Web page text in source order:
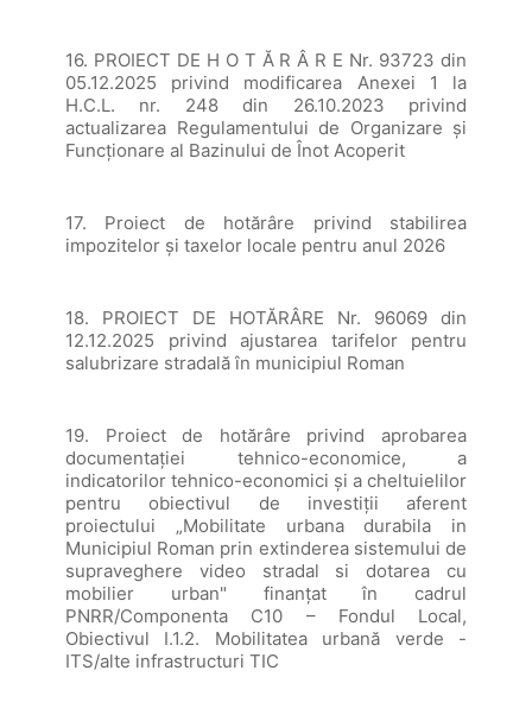
16. PROIECT DE H O T Ă R Â R E Nr. 93723 din
05.12.2025 privind modificarea Anexei 1 la
H.C.L. nr. 248 din 26.10.2023 privind
actualizarea Regulamentului de Organizare și
Funcționare al Bazinului de Înot Acoperit
17. Proiect de hotărâre privind stabilirea
impozitelor și taxelor locale pentru anul 2026
18. PROIECT DE HOTĂRÂRE Nr. 96069 din
12.12.2025 privind ajustarea tarifelor pentru
salubrizare stradală în municipiul Roman
19. Proiect de hotărâre privind aprobarea
documentației tehnico-economice, a
indicatorilor tehnico-economici și a cheltuielilor
pentru obiectivul de investiții aferent
proiectului „Mobilitate urbana durabila in
Municipiul Roman prin extinderea sistemului de
supraveghere video stradal si dotarea cu
mobilier urban" finanțat în cadrul
PNRR/Componenta C10 – Fondul Local,
Obiectivul I.1.2. Mobilitatea urbană verde -
ITS/alte infrastructuri TIC